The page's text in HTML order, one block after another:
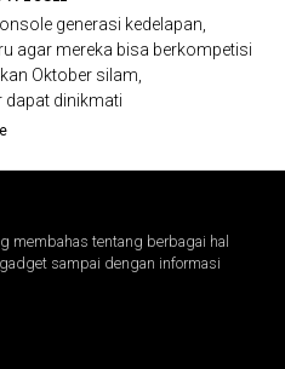
generasi kedelapan,
agar mereka bisa berkompetisi
Oktober silam,
dapat dinikmati
membahas tentang berbagai hal
sampai dengan informasi